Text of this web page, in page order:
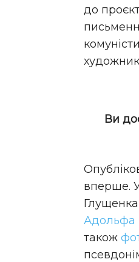
до
художник
Ви
вперше.
Адольфа
також